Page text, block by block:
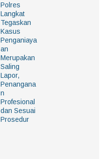
Polres
Langkat
Tegaskan
Kasus
Penganiaya
an
Merupakan
Saling
Lapor,
Penangana
n
Profesional
dan Sesuai
Prosedur